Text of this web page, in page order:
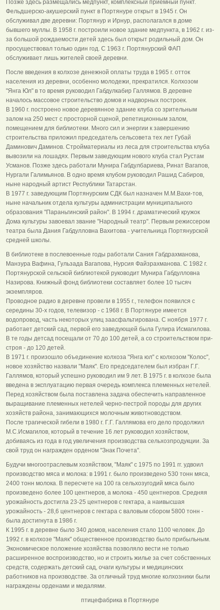
Позже здесь размещались медпункт, комплексный приемный пункт.
Фельдшерско-акушерский пункт в Портянуре открыт в 1945 г. Он
обслуживал две деревни: Портянур и Ирнур, располагался в доме
бывшего муллы. В 1958 г. построили новое здание медпункта, в 1962 г. из-
за большой рождаемости детей здесь был открыт родильный дом. Он
просуществовал только один год. С 1963 г. Портянурский ФАП
обслуживает лишь жителей своей деревни.
После введения в колхозе денежной оплаты труда в 1965 г. отток
населения из деревни, особенно молодежи, прекратился. Колхозом
"Янга Юл" в то время руководил Габдулкабир Галлямов. В деревне
началось массовое строительство домов и надворных построек.
В 1960 г. построено новое деревянное здание клуба со зрительным
залом на 250 мест с просторной сценой, репетиционным залом,
помещением для библиотеки. Много сил и энергии к завершению
строительства приложил председатель сельсовета тех лет Губай
Даминович Даминов. Стройматериалы из леса для строительства клуба
вывозили на лошадях. Первым заведующим нового клуба стал Рустам
Усманов. Позже здесь работали Мунира Габдулбариева, Ринат Вагапов,
Нургали Галимьянов. В одно время клубом руководил Рашид Сабиров,
ныне народный артист Республики Татарстан.
В 1977 г. заведующим Портянурским СДК был назначен М.М.Вахи-тов,
ныне начальник отдела культуры администрации муниципального
образования "Параньгинский район". В 1994 г. драматический кружок
Дома культуры завоевал звание "Народный театр". Первым режиссером
театра была Дания Габдулловна Вахитова - учительница Портянурской
средней школы.
В библиотеке в послевоенные годы работали Сания Габдрахманова,
Манзура Вафина, Гульзада Вагапова, Нурсия Файзрахманова. С 1982 г.
Портянурской сельской библиотекой руководит Мунира Габдулловна
Назирова. Книжный фонд библиотеки составляет более 10 тысяч
экземпляров.
Проводное радио в деревне провели в 1955 г., телефон появился с
середины 30-х годов, телевизор - с 1968 г. В Портянуре имеется
водопровод, часть некоторых улиц заасфальтирована. С ноября 1977 г.
работает детский сад, первой его заведующей была Гулира Исмагилова.
В те годы детсад посещали от 70 до 100 детей, а со строительством при-
строя - до 120 детей.
В 1971 г. произошло объединение колхоза "Янга юл" с колхозом "Колос",
новое хозяйство назвали "Маяк". Его председателем был избран Г.Г.
Галлямов, который успешно руководил им 9 лет. В 1975 г. в колхозе была
введена в эксплуатацию первая очередь комплекса племенных нетелей.
Перед хозяйством была поставлена задача обеспечить направленное
выращивание племенных нетелей черно-пестрой породы для других
хозяйств района, занимающихся молочным животноводством.
После трагической гибели в 1980 г. Г.Г. Галлямова его дело продолжил
М.С.Исмагилов, который в течение 16 лет руководил хозяйством,
добиваясь из года в год увеличения производства сельхозпродукции. За
свой труд он награжден орденом "Знак Почета".
Будучи многоотраслевым хозяйством, "Маяк" с 1975 по 1991 гг. удвоил
производство мяса и молока: в 1991 г. было произведено 530 тонн мяса,
2400 тонн молока. В пересчете на 100 га сельхозугодий мяса было
произведено более 100 центнеров, а молока - 450 центнеров. Средняя
урожайность достигла 23-25 центнеров с гектара, а наивысшая
урожайность - 28,6 центнеров с гектара с валовым сбором 5800 тонн -
была достигнута в 1986 г.
К 1995 г. в деревне было 340 домов, населения стало 1100 человек. До
1992 г. в колхозе "Маяк" общественное производство было прибыльным.
Экономическое положение хозяйства позволяло вести не только
расширенное воспроизводство, но и строить жилье за счет собственных
средств, содержать детский сад, очаги культуры и медицинских
работников на производстве. За отличный труд многие колхозники были
награждены орденами и медалями.
птицефабрика в Портянуре